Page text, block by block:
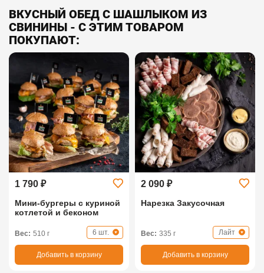
ВКУСНЫЙ ОБЕД С ШАШЛЫКОМ ИЗ
СВИНИНЫ - С ЭТИМ ТОВАРОМ
ПОКУПАЮТ:
1 790 ₽
Мини-бургеры с куриной
котлетой и беконом
Вес: 510 г 6 шт.
Добавить в корзину
2 090 ₽
Нарезка Закусочная
Вес: 335 г Лайт
Добавить в корзину